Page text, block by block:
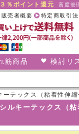
％ポイント還元 高度管
特定商取引
販売者概要
筋商品 検討リ
テックス（粘着性
ルキーテックス（